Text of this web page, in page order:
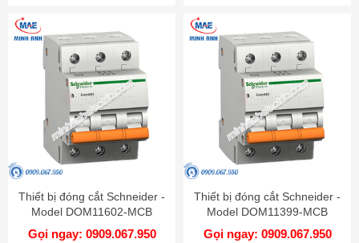
Thiết bị đóng cắt Schneider -
Model DOM11602-MCB
Gọi ngay: 0909.067.950
Thiết bị đóng cắt Schneider -
Model DOM11399-MCB
Gọi ngay: 0909.067.950